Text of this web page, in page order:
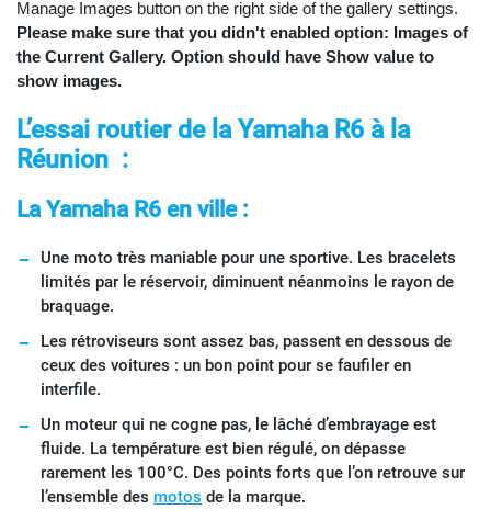
Manage Images button on the right side of the gallery settings.
Please make sure that you didn't enabled option: Images of
the Current Gallery. Option should have Show value to
show images.
L’essai routier de la Yamaha R6 à la
Réunion :
La Yamaha R6 en ville :
Une moto très maniable pour une sportive. Les bracelets
limités par le réservoir, diminuent néanmoins le rayon de
braquage.
Les rétroviseurs sont assez bas, passent en dessous de
ceux des voitures : un bon point pour se faufiler en
interfile.
Un moteur qui ne cogne pas, le lâché d’embrayage est
fluide. La température est bien régulé, on dépasse
rarement les 100°C. Des points forts que l’on retrouve sur
l’ensemble des motos de la marque.